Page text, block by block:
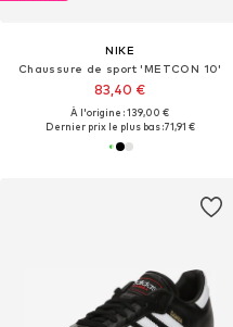
NIKE
Chaussure de sport 'METCON 10'
83,40 €
À l'origine : 139,00 €
Dernier prix le plus bas :71,91 €